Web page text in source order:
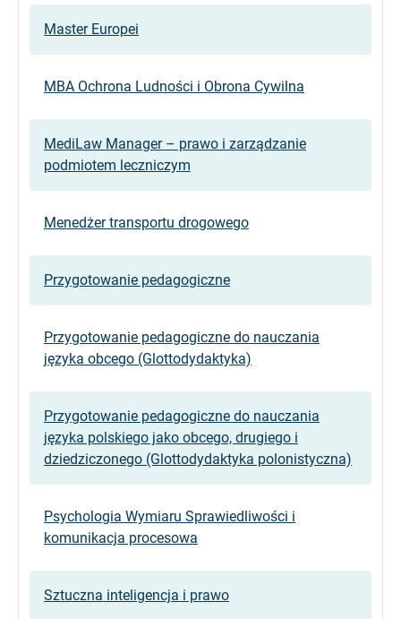
Master Europei
MBA Ochrona Ludności i Obrona Cywilna
MediLaw Manager – prawo i zarządzanie
podmiotem leczniczym
Menedżer transportu drogowego
Przygotowanie pedagogiczne
Przygotowanie pedagogiczne do nauczania
języka obcego (Glottodydaktyka)
Przygotowanie pedagogiczne do nauczania
języka polskiego jako obcego, drugiego i
dziedziczonego (Glottodydaktyka polonistyczna)
Psychologia Wymiaru Sprawiedliwości i
komunikacja procesowa
Sztuczna inteligencja i prawo